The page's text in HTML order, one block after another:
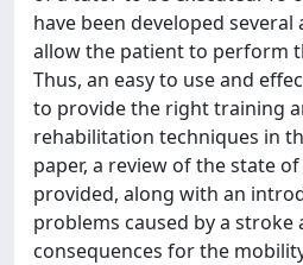
have been developed
allow the patient to perform
Thus, an easy to use and
to provide the right training
rehabilitation techniques in
paper, a review of the state
provided, along with an
problems caused by a stroke
consequences for the